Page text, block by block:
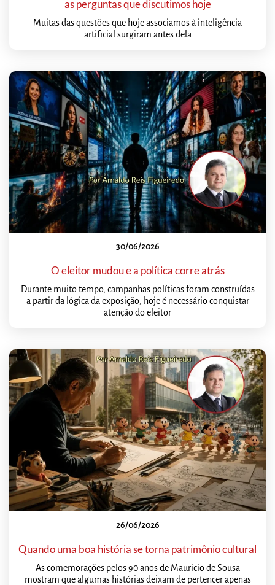
as perguntas que discutimos hoje
Muitas das questões que hoje associamos à inteligência
artificial surgiram antes dela
30/06/2026
O eleitor mudou e a política corre atrás
Durante muito tempo, campanhas políticas foram construídas
a partir da lógica da exposição; hoje é necessário conquistar
atenção do eleitor
26/06/2026
Quando uma boa história se torna patrimônio cultural
As comemorações pelos 90 anos de Mauricio de Sousa
mostram que algumas histórias deixam de pertencer apenas